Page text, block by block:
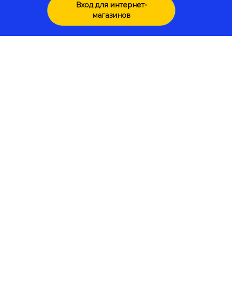
Вход для интернет-
магазинов